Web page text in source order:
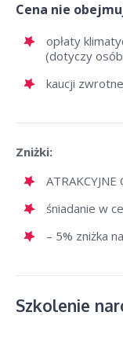
Cena nie
opłaty
(dotyczy
kaucji
Zniżki:
ATRAKCYJNE
śniadanie w
– 5% zniżka
Szkolenie